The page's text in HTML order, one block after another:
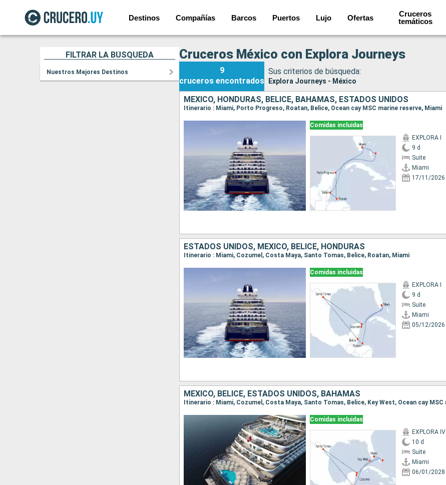
Destinos Compañías Barcos Puertos Lujo Ofertas
Cruceros
temáticos
FILTRAR LA BÚSQUEDA
Nuestros Mejores Destinos
Cruceros México con Explora Journeys
9
cruceros encontrados
Sus criterios de búsqueda:
Explora Journeys - México
MÉXICO, HONDURAS, BELICE, BAHAMAS, ESTADOS UNIDOS
Itinerario : Miami, Porto Progreso, Roatan, Belice, Ocean cay MSC marine reserve, Miami
Comidas incluidas
EXPLORA I
9 d
Suite
Miami
17/11/2026
ESTADOS UNIDOS, MÉXICO, BELICE, HONDURAS
Itinerario : Miami, Cozumel, Costa Maya, Santo Tomas, Belice, Roatan, Miami
Comidas incluidas
EXPLORA I
9 d
Suite
Miami
05/12/2026
MÉXICO, BELICE, ESTADOS UNIDOS, BAHAMAS
Comidas incluidas
EXPLORA IV
10 d
Suite
Miami
06/01/2028